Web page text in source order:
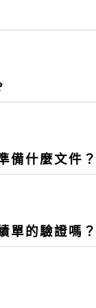
備什麼文件
單的驗證嗎